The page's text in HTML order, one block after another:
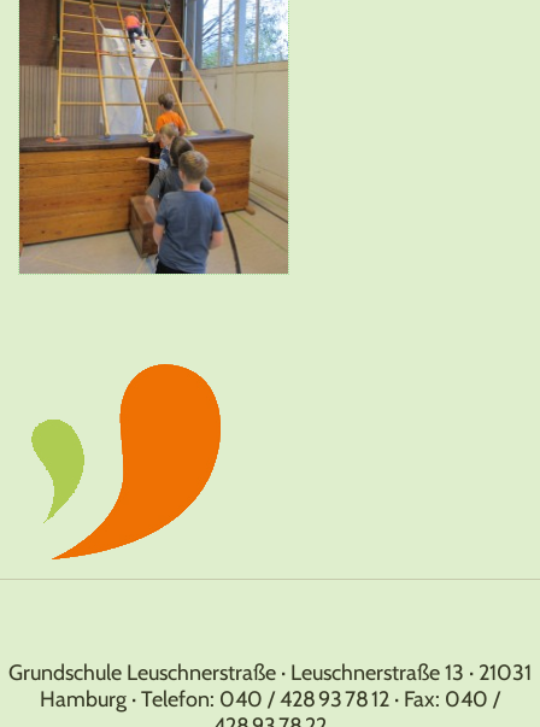
Grundschule Leuschnerstraße · Leuschnerstraße 13 · 21031
Hamburg · Telefon: 040 / 428 93 78 12 · Fax: 040 /